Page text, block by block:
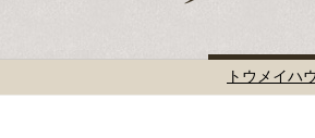
トウメイハ